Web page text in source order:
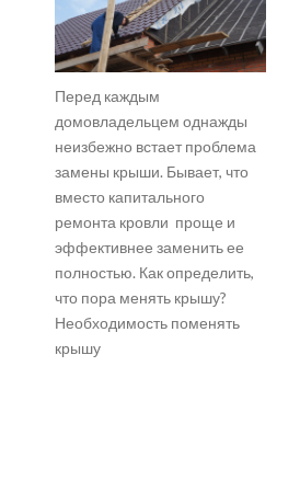
Перед каждым
домовладельцем однажды
неизбежно встает проблема
замены крыши. Бывает, что
вместо капитального
ремонта кровли проще и
эффективнее заменить ее
полностью. Как определить,
что пора менять крышу?
Необходимость поменять
крышу